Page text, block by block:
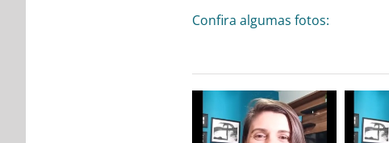
Confira algumas fotos: